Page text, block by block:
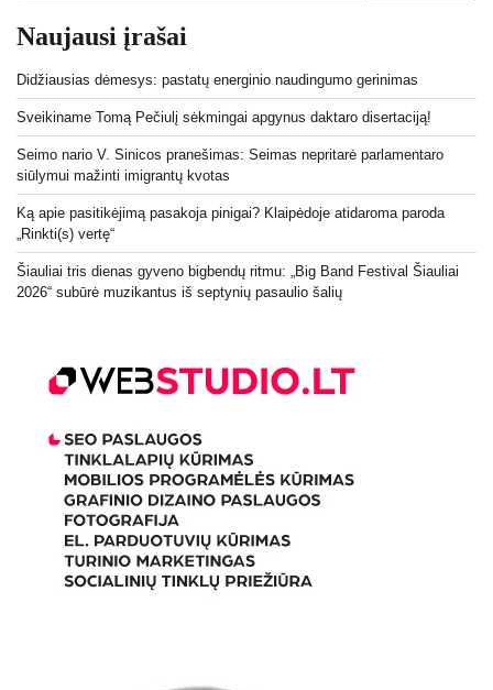
Naujausi įrašai
Didžiausias dėmesys: pastatų energinio naudingumo gerinimas
Sveikiname Tomą Pečiulį sėkmingai apgynus daktaro disertaciją!
Seimo nario V. Sinicos pranešimas: Seimas nepritarė parlamentaro
siūlymui mažinti imigrantų kvotas
Ką apie pasitikėjimą pasakoja pinigai? Klaipėdoje atidaroma paroda
„Rinkti(s) vertę“
Šiauliai tris dienas gyveno bigbendų ritmu: „Big Band Festival Šiauliai
2026“ subūrė muzikantus iš septynių pasaulio šalių